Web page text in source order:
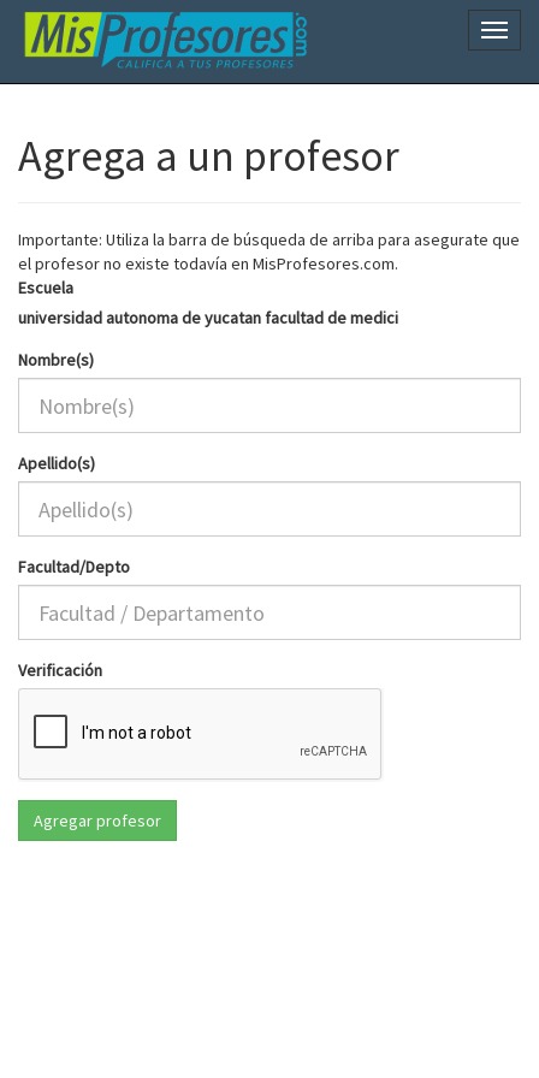
Agrega a un profesor
Importante: Utiliza la barra de búsqueda de arriba para asegurate que
el profesor no existe todavía en MisProfesores.com.
Escuela
universidad autonoma de yucatan facultad de medici
Nombre(s)
Apellido(s)
Facultad/Depto
Verificación